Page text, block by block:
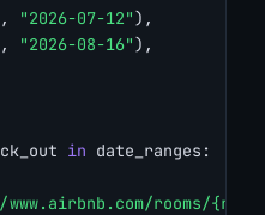
, "2026-07-12"),
, "2026-08-16"),
in date_ranges:
rooms/